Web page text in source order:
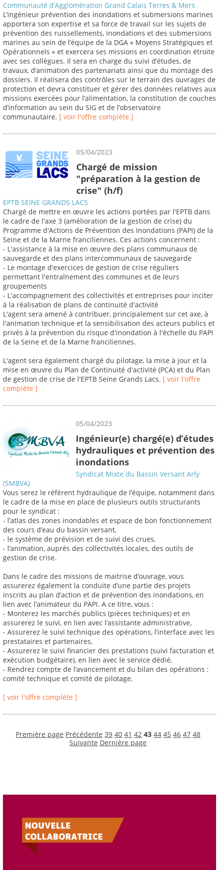
Communauté d’Agglomération Grand Calais Terres & Mers
L’ingénieur prévention des inondations et submersions marines
apportera son expertise et sa force de travail sur les sujets de
prévention des ruissellements, inondations et des submersions
marines au sein de l’équipe de la DGA « Moyens Stratégiques et
Opérationnels » et exercera ses missions en coordination étroite
avec ses collègues. Il sera en charge du suivi d’études, de
travaux, d’animation des partenariats ainsi que du montage des
dossiers. Il réalisera des contrôles sur le terrain des ouvrages de
protection et devra constituer et gérer des données relatives aux
missions exercées pour l’alimentation, la constitution de couches
d’information au sein du SIG et de l’observatoire
communautaire. [ voir l'offre complète ]
05/04/2023
Chargé de mission
"préparation à la gestion de
crise" (h/f)
EPTB SEINE GRANDS LACS
Chargé de mettre en œuvre les actions portées par l'EPTB dans
le cadre de l'axe 3 (amélioration de la gestion de crise) du
Programme d'Actions de Prévention des Inondations (PAPI) de la
Seine et de la Marne franciliennes. Ces actions concernent :
- L'assistance à la mise en œuvre des plans communaux de
sauvegarde et des plans intercommunaux de sauvegarde
- Le montage d'exercices de gestion de crise réguliers
permettant l'entraînement des communes et de leurs
groupements
- L'accompagnement des collectivités et entreprises pour inciter
à la réalisation de plans de continuité d'activité
L'agent sera amené à contribuer, principalement sur cet axe, à
l'animation technique et la sensibilisation des acteurs publics et
privés à la prévention du risque d'inondation à l'échelle du PAPI
de la Seine et de la Marne franciliennes.
L'agent sera également chargé du pilotage, la mise à jour et la
mise en œuvre du Plan de Continuité d'activité (PCA) et du Plan
de gestion de crise de l'EPTB Seine Grands Lacs. [ voir l'offre
complète ]
05/04/2023
Ingénieur(e) chargé(e) d’études
hydrauliques et prévention des
inondations
Syndicat Mixte du Bassin Versant Arly
(SMBVA)
Vous serez le référent hydraulique de l’équipe, notamment dans
le cadre de la mise en place de plusieurs outils structurants
pour le syndicat :
- l’atlas des zones inondables et espace de bon fonctionnement
des cours d’eau du bassin versant,
- le système de prévision et de suivi des crues,
- l’animation, auprès des collectivités locales, des outils de
gestion de crise.
Dans le cadre des missions de maitrise d’ouvrage, vous
assurerez également la conduite d’une partie des projets
inscrits au plan d’action et de prévention des inondations, en
lien avec l’animateur du PAPI. A ce titre, vous :
- Monterez les marchés publics (pièces techniques) et en
assurerez le suivi, en lien avec l’assistante administrative,
- Assurerez le suivi technique des opérations, l’interface avec les
prestataires et partenaires,
- Assurerez le suivi financier des prestations (suivi facturation et
exécution budgétaire), en lien avec le service dédié,
- Rendrez compte de l’avancement et du bilan des opérations :
comité technique et comité de pilotage.
[ voir l'offre complète ]
Première page Précédente 39 40 41 42 43 44 45 46 47 48
Suivante Dernière page